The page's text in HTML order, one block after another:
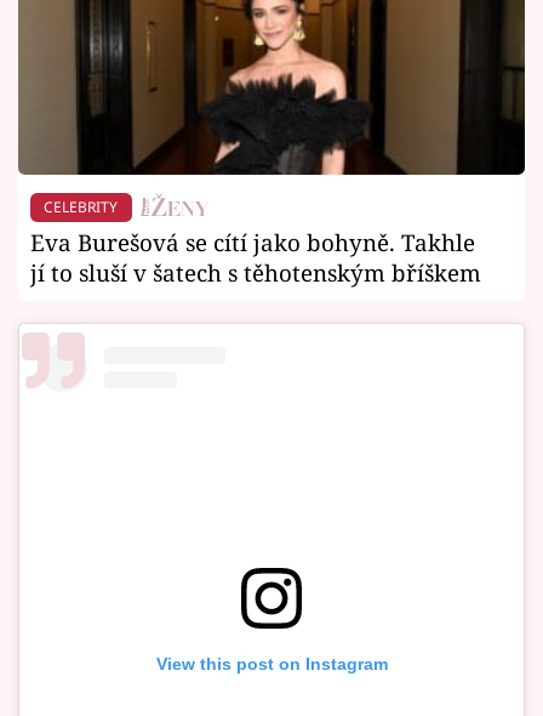
CELEBRITY
Eva Burešová se cítí jako bohyně. Takhle
jí to sluší v šatech s těhotenským bříškem
View this post on Instagram